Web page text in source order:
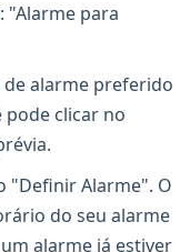
"Alarme para
de alarme preferido
pode clicar no
"Definir Alarme". O
do seu alarme
alarme já estiver